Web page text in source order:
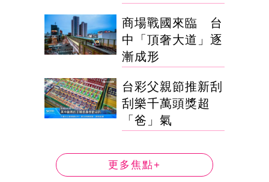
商場戰國來臨 台
中「頂奢大道」逐
漸成形
台彩父親節推新刮
刮樂千萬頭獎超
「爸」氣
更多焦點+